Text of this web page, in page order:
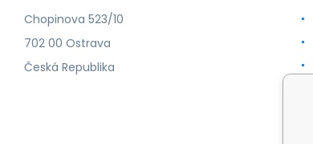
Chopinova 523/10
702 00 Ostrava
Česká Republika